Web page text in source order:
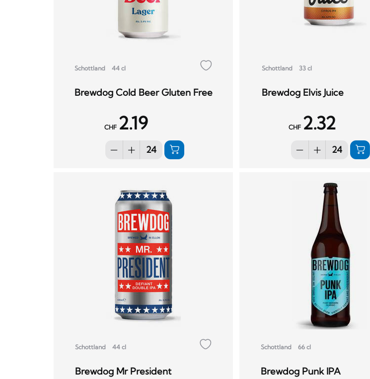
Schottland 44 cl
Brewdog Cold Beer Gluten Free
CHF 2.19
Schottland 33 cl
Brewdog Elvis Juice
CHF 2.32
Schottland 44 cl
Brewdog Mr President
Schottland 66 cl
Brewdog Punk IPA